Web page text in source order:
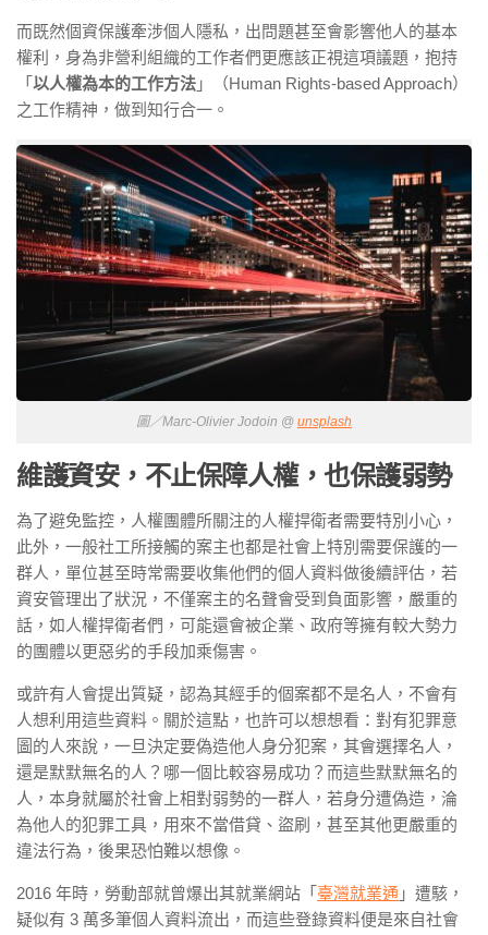
而既然個資保護牽涉個人隱私，出問題甚至會影響他人的基本
權利，身為非營利組織的工作者們更應該正視這項議題，抱持
「 以人權為本的工作方法 」（Human Rights-based Approach）
之工作精神，做到知行合一。
圖／Marc-Olivier Jodoin @ unsplash
維護資安，不止保障人權，也保護弱勢
為了避免監控，人權團體所關注的人權捍衛者需要特別小心，
此外，一般社工所接觸的案主也都是社會上特別需要保護的一
群人，單位甚至時常需要收集他們的個人資料做後續評估，若
資安管理出了狀況，不僅案主的名聲會受到負面影響，嚴重的
話，如人權捍衛者們，可能還會被企業、政府等擁有較大勢力
的團體以更惡劣的手段加乘傷害。
或許有人會提出質疑，認為其經手的個案都不是名人，不會有
人想利用這些資料。關於這點，也許可以想想看：對有犯罪意
圖的人來說，一旦決定要偽造他人身分犯案，其會選擇名人，
還是默默無名的人？哪一個比較容易成功？而這些默默無名的
人，本身就屬於社會上相對弱勢的一群人，若身分遭偽造，淪
為他人的犯罪工具，用來不當借貸、盜刷，甚至其他更嚴重的
違法行為，後果恐怕難以想像。
2016 年時，勞動部就曾爆出其就業網站「 臺灣就業通 」遭駭，
疑似有 3 萬多筆個人資料流出，而這些登錄資料便是來自社會